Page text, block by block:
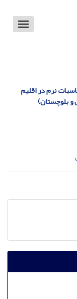
Toggle
نرم در اقلیم
بلوچستان)